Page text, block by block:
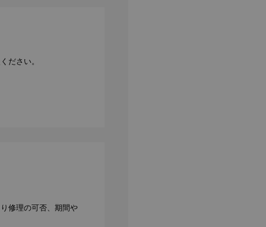
ださい。
修理の可否、期間や